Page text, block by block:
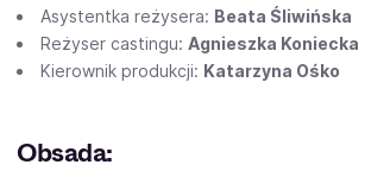
Asystentka reżysera: Beata Śliwińska
Reżyser castingu: Agnieszka Koniecka
Kierownik produkcji: Katarzyna Ośko
Obsada: